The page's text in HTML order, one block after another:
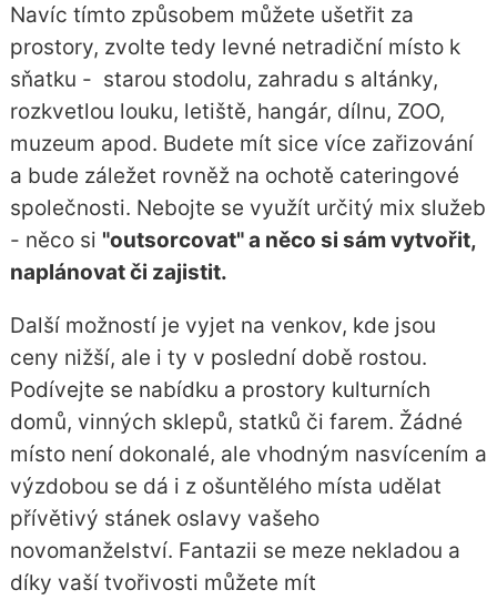
Navíc tímto způsobem můžete ušetřit za
prostory, zvolte tedy levné netradiční místo k
sňatku - starou stodolu, zahradu s altánky,
rozkvetlou louku, letiště, hangár, dílnu, ZOO,
muzeum apod. Budete mít sice více zařizování
a bude záležet rovněž na ochotě cateringové
společnosti. Nebojte se využít určitý mix služeb
- něco si "outsorcovat" a něco si sám vytvořit,
naplánovat či zajistit.
Další možností je vyjet na venkov, kde jsou
ceny nižší, ale i ty v poslední době rostou.
Podívejte se nabídku a prostory kulturních
domů, vinných sklepů, statků či farem. Žádné
místo není dokonalé, ale vhodným nasvícením a
výzdobou se dá i z ošuntělého místa udělat
přívětivý stánek oslavy vašeho
novomanželství. Fantazii se meze nekladou a
díky vaší tvořivosti můžete mít